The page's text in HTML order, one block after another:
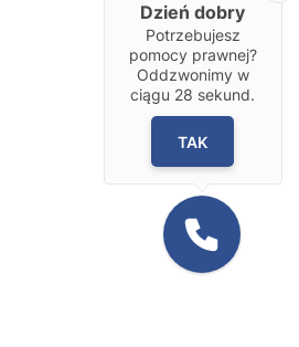
Dzień dobry
Potrzebujesz
pomocy prawnej?
Oddzwonimy w
ciągu 28 sekund.
TAK